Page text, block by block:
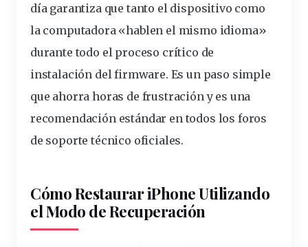
día garantiza que tanto el dispositivo como
la computadora «hablen el mismo idioma»
durante todo el proceso crítico de
instalación del firmware. Es un paso simple
que ahorra horas de frustración y es una
recomendación estándar en todos los foros
de soporte técnico oficiales.
Cómo Restaurar iPhone Utilizando
el Modo de Recuperación